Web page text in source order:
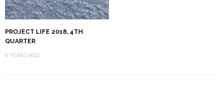
PROJECT LIFE 2018, 4TH
QUARTER
8 YEARS AGO